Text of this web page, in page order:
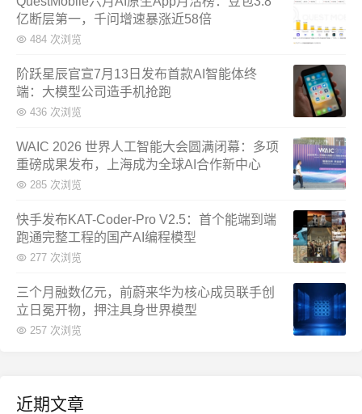
亿断层第一，千问增速暴涨近58倍
484 次浏览
阶跃星辰官宣7月13日发布首款AI智能体终
端：大模型公司造手机抢跑
436 次浏览
WAIC 2026 世界人工智能大会圆满闭幕：多项
重磅成果发布，上海成为全球AI合作新中心
285 次浏览
快手发布KAT-Coder-Pro V2.5：首个能端到端
跑通完整工程的国产AI编程模型
277 次浏览
三个月融数亿元，前蔚来华为核心成员联手创
立日冕开物，押注具身世界模型
257 次浏览
近期文章